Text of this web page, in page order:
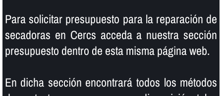
Para solicitar presupuesto para la reparación de
secadoras en Cercs acceda a nuestra sección
presupuesto dentro de esta misma página web.
En dicha sección encontrará todos los métodos